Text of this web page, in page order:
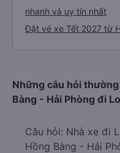
nhanh và uy tín nhất
Đặt vé xe Tết 2027 từ
Những câu hỏi
Bàng - Hải Phòng đi
Câu hỏi: Nhà xe đi
Hồng Bàng - Hải